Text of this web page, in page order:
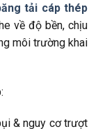
tải cáp thép
về độ bền, chịu
môi trường khai
& nguy cơ trượt